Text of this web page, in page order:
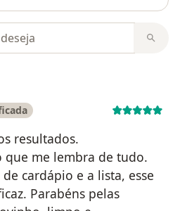
resultados.
que me lembra de tudo.
cardápio e a lista, esse
Parabéns pelas